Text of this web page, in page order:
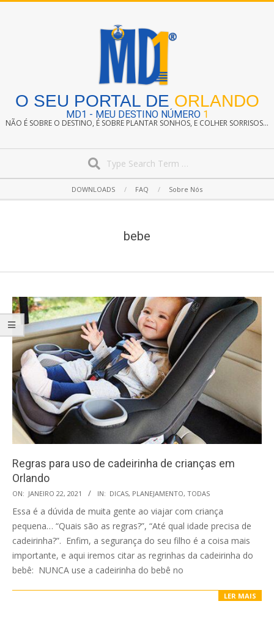
O SEU PORTAL DE ORLANDO
MD1 - MEU DESTINO NÚMERO 1
NÃO É SOBRE O DESTINO, É SOBRE PLANTAR SONHOS, E COLHER SORRISOS...
Navigation
DOWNLOADS FAQ Sobre Nós
bebe
Regras para uso de cadeirinha de crianças em
Orlando
2021-
01-
22
ON: JANEIRO 22, 2021 IN: DICAS, PLANEJAMENTO, TODAS
Essa é a dúvida de muita gente ao viajar com criança
pequena… “Quais são as regras?”, “Até qual idade precisa de
cadeirinha?”. Enfim, a segurança do seu filho é a coisa mais
importante, e aqui iremos citar as regrinhas da cadeirinha do
bebê: NUNCA use a cadeirinha do bebê no
LER MAIS